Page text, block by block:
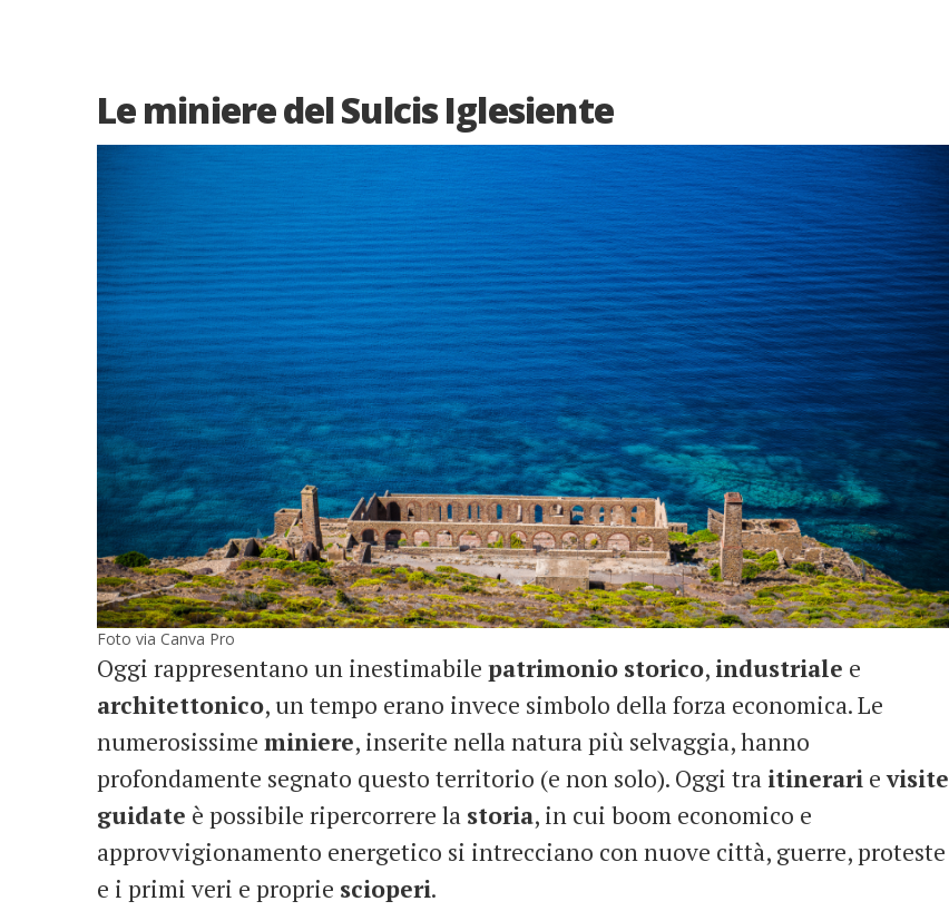
Le miniere del Sulcis Iglesiente
Foto via Canva Pro
Oggi rappresentano un inestimabile patrimonio storico, industriale e
architettonico, un tempo erano invece simbolo della forza economica. Le
numerosissime miniere, inserite nella natura più selvaggia, hanno
profondamente segnato questo territorio (e non solo). Oggi tra itinerari evisite
guidate è possibile ripercorrere la storia, in cui boom economico e
approvvigionamento energetico si intrecciano con nuove città, guerre, proteste
e i primi veri e proprie scioperi.